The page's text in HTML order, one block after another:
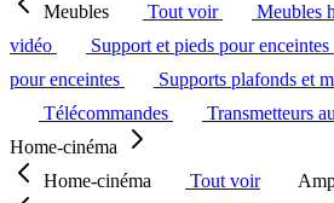
Meubles
Tout voir Meubles
vidéo
Support et pieds pour enceintes
pour enceintes
Supports plafonds et
Télécommandes
Transmetteurs
Home-cinéma
Home-cinéma
Tout voir